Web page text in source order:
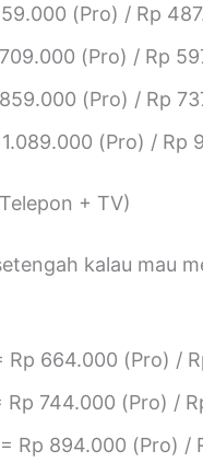
(Pro) / Rp
(Pro) / Rp
(Pro) / Rp
(Pro) / Rp
+ TV)
kalau mau
664.000 (Pro) /
744.000 (Pro) /
Rp 894.000 (Pro) /